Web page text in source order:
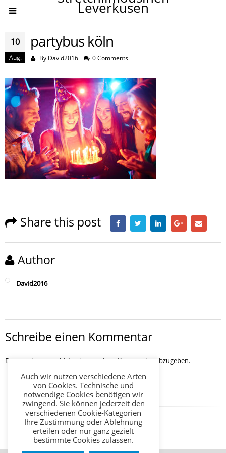
Leverkusen
10
Aug.
partybus köln
By David2016 0 Comments
Share this post
Author
David2016
Schreibe einen Kommentar
Du musst angemeldet sein, um einen Kommentar abzugeben.
Auch wir nutzen verschiedene Arten
von Cookies. Technische und
notwendige Cookies benötigen wir
zwingend. Sie können jederzeit den
verschiedenen Cookie-Kategorien
Ihre Zustimmung oder Ablehnung
erteilen oder nur ganz gezielt
bestimmte Cookies zulassen.